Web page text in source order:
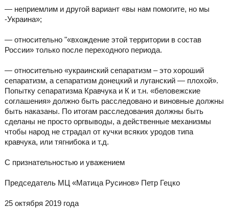
— неприемлим и другой вариант «вы нам помогите, но мы
-Украина»;
— относительно "«вхождение этой территории в состав
России» только после переходного периода.
— относительно «украинский сепаратизм – это хороший
сепаратизм, а сепаратизм донецкий и луганский — плохой».
Попытку сепаратизма Кравчука и К и т.н. «беловежские
соглашения» должно быть расследовано и виновные должны
быть наказаны. По итогам расследования должны быть
сделаны не просто оргвыводы, а действенные механизмы
чтобы народ не страдал от кучки всяких уродов типа
кравчука, или тягнибока и т.д.
С признательностью и уважением
Председатель МЦ «Матица Русинов» Петр Гецко
25 октября 2019 года